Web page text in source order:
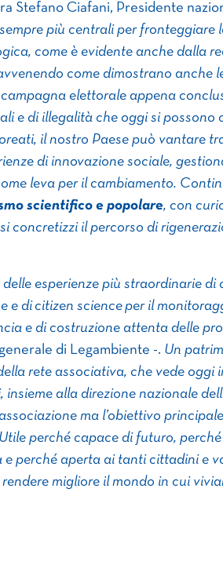
Stefano Ciafani, Presidente
più centrali per fronteggiare
come è evidente anche dalla
come dimostrano anche
elettorale appena
e di illegalità che oggi si possono
il nostro Paese può vantare
di innovazione sociale,
leva per il cambiamento.
scientifico e popolare, con
concretizzi il percorso di
esperienze più straordinarie
di citizen science per il
e di costruzione attenta delle
di Legambiente -. Un
rete associativa, che vede oggi
alla direzione nazionale
ma l’obiettivo
perché capace di futuro,
perché aperta ai tanti cittadini e
migliore il mondo in cui